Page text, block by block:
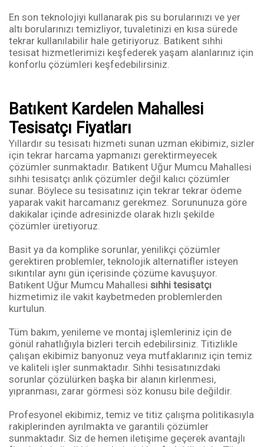
En son teknolojiyi kullanarak pis su borularınızı ve yer
altı borularınızı temizliyor, tuvaletinizi en kısa sürede
tekrar kullanılabilir hale getiriyoruz. Batıkent sıhhi
tesisat hizmetlerimizi keşfederek yaşam alanlarınız için
konforlu çözümleri keşfedebilirsiniz.
Batıkent Kardelen Mahallesi
Tesisatçı Fiyatları
Yıllardır su tesisatı hizmeti sunan uzman ekibimiz, sizler
için tekrar harcama yapmanızı gerektirmeyecek
çözümler sunmaktadır. Batıkent Uğur Mumcu Mahallesi
sıhhi tesisatçı anlık çözümler değil kalıcı çözümler
sunar. Böylece su tesisatınız için tekrar tekrar ödeme
yaparak vakit harcamanız gerekmez. Sorununuza göre
dakikalar içinde adresinizde olarak hızlı şekilde
çözümler üretiyoruz.
Basit ya da komplike sorunlar, yenilikçi çözümler
gerektiren problemler, teknolojik alternatifler isteyen
sıkıntılar aynı gün içerisinde çözüme kavuşuyor.
Batıkent Uğur Mumcu Mahallesi sıhhi tesisatçı
hizmetimiz ile vakit kaybetmeden problemlerden
kurtulun.
Tüm bakım, yenileme ve montaj işlemleriniz için de
gönül rahatlığıyla bizleri tercih edebilirsiniz. Titizlikle
çalışan ekibimiz banyonuz veya mutfaklarınız için temiz
ve kaliteli işler sunmaktadır. Sıhhi tesisatınızdaki
sorunlar çözülürken başka bir alanın kirlenmesi,
yıpranması, zarar görmesi söz konusu bile değildir.
Profesyonel ekibimiz, temiz ve titiz çalışma politikasıyla
rakiplerinden ayrılmakta ve garantili çözümler
sunmaktadır. Siz de hemen iletişime geçerek avantajlı